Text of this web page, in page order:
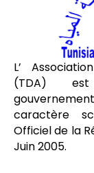
L’
(TDA)
caractère
Officiel de la
Juin 2005.